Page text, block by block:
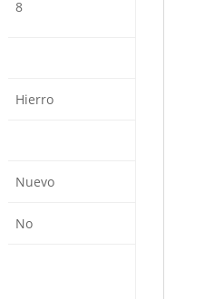
8
Hierro
Nuevo
No